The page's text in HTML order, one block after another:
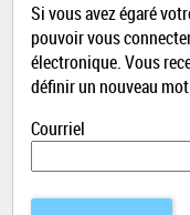
Si vous avez égaré
pouvoir vous
électronique. Vous
définir un nouveau
Courriel